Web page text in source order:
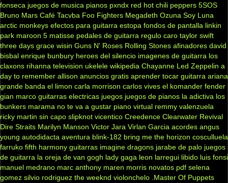
fonseca juegos de musica pianos pxndx red hot chili peppers 5SOS
Bruno Mars Café Tacvba Foo Fighters Megadeth Ozuna Soy Luna
arctic monkeys efectos para guitarra estopa fondos de pantalla linkin
park maroon 5 matisse pedales de guitarra regulo caro taylor swift
three days grace wisin Guns N' Roses Rolling Stones afinadores david
bisbal enrique bunbury heroes del silencio imagenes de guitarra los
claxons rihanna television ukelele wikipedia Chayanne Led Zeppelin a
day to remember allison anuncios gratis aprender tocar guitarra ariana
grande banda el limon carla morrison carlos vives el komander fender
gian marco guitarras electricas juegos juegos de pianos la adictiva los
bunkers marama no te va a gustar piano virtual remmy valenzuela
ricky martin sin capo slipknot vicentico Creedence Clearwater Revival
Dire Straits Marilyn Manson Victor Jara Virlan Garcia acordes angus
young autodidacta aventura blink-182 bring me the horizon cosculluela
farruko fifth harmony guitarras imagine dragons jarabe de palo juegos
de guitarra la oreja de van gogh lady gaga leon larregui libido luis fonsi
manuel medrano marc anthony maren morris novatos pdf selena
gomez silvio rodriguez the weeknd violonchelo .Master Of Puppets